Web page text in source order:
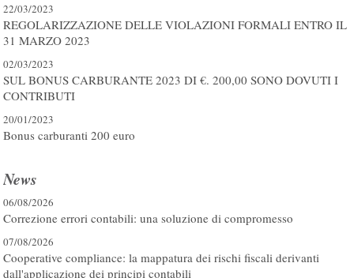
22/03/2023
REGOLARIZZAZIONE DELLE VIOLAZIONI FORMALI ENTRO IL
31 MARZO 2023
02/03/2023
SUL BONUS CARBURANTE 2023 DI €. 200,00 SONO DOVUTI I
CONTRIBUTI
20/01/2023
Bonus carburanti 200 euro
News
06/08/2026
Correzione errori contabili: una soluzione di compromesso
07/08/2026
Cooperative compliance: la mappatura dei rischi fiscali derivanti
dall'applicazione dei principi contabili